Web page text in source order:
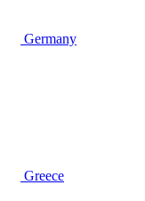
Germany
Greece